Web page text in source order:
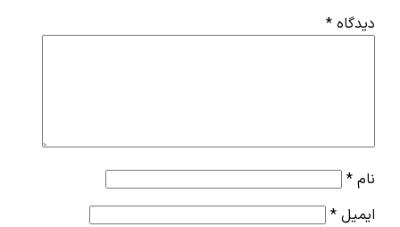
دیدگاه *
نام *
ایمیل *